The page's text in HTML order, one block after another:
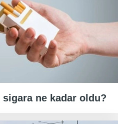
sigara ne kadar oldu?